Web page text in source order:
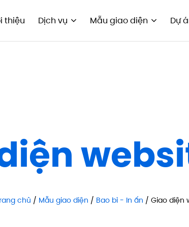
thiệu Dịch vụ Mẫu giao diện Dự
chủ / Mẫu giao diện / Bao bì - In ấn / Giao diện